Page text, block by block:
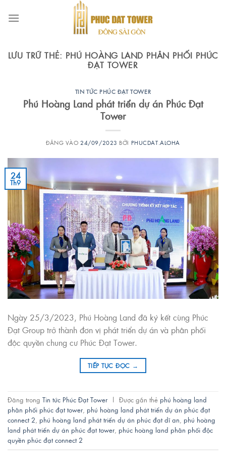
qua
LƯU TRỮ THẺ: PHÚ HOÀNG LAND PHÂN PHỐI PHÚC
ĐẠT TOWER
TIN TỨC PHÚC ĐẠT TOWER
Phú Hoàng Land phát triển dự án Phúc Đạt
Tower
ĐĂNG VÀO24/09/2023 BỞI PHUCDAT.ALOHA
24
Th9
Ngày 25/3/2023, Phú Hoàng Land đã ký kết cùng Phúc
Đạt Group trở thành đơn vị phát triển dự án và phân phối
độc quyền chung cư Phúc Đạt Tower.
TIẾP TỤC ĐỌC →
Đăng trong Tin tức Phúc Đạt Tower | Được gắn thẻ phú hoàng land
phân phối phúc đạt tower, phú hoàng land phát triển dự án phúc đạt
connect 2, phú hoàng land phát triển dự án phúc đạt dĩ an, phú hoàng
land phát triển dự án phúc đạt tower, phúc hoàng land phân phối độc
quyền phúc đạt connect 2